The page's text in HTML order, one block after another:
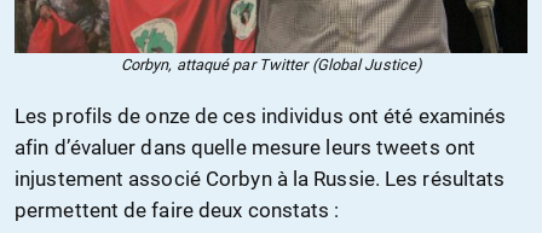
Corbyn, attaqué par Twitter (Global Justice)
Les profils de onze de ces individus ont été examinés
afin d’évaluer dans quelle mesure leurs tweets ont
injustement associé Corbyn à la Russie. Les résultats
permettent de faire deux constats :